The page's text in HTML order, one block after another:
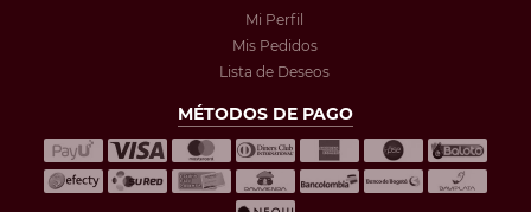
Mi Perfil
Mis Pedidos
Lista de Deseos
MÉTODOS DE PAGO